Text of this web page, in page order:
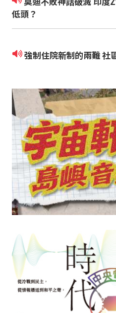
低頭？
強制住院新制的兩難 社